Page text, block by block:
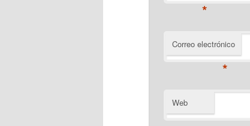
*
Correo electrónico
*
Web